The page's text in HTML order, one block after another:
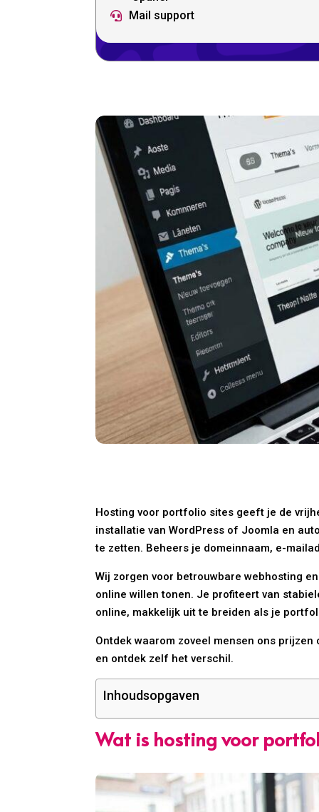
 Mail support
Hosting voor portfolio sites geeft je de
installatie van WordPress of Joomla en
te zetten. Beheers je domeinnaam, e-
Wij zorgen voor betrouwbare webhosting
online willen tonen. Je profiteert van
online, makkelijk uit te breiden als je
Ontdek waarom zoveel mensen ons
en ontdek zelf het verschil.
Inhoudsopgaven
Wat is hosting voor